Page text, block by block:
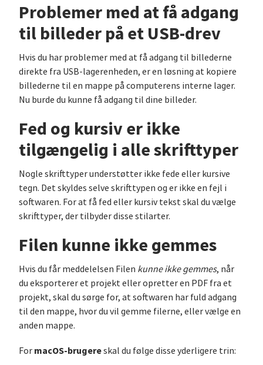
Problemer med at få adgang
til billeder på et USB-drev
Hvis du har problemer med at få adgang til billederne
direkte fra USB-lagerenheden, er en løsning at kopiere
billederne til en mappe på computerens interne lager.
Nu burde du kunne få adgang til dine billeder.
Fed og kursiv er ikke
tilgængelig i alle skrifttyper
Nogle skrifttyper understøtter ikke fede eller kursive
tegn. Det skyldes selve skrifttypen og er ikke en fejl i
softwaren. For at få fed eller kursiv tekst skal du vælge
skrifttyper, der tilbyder disse stilarter.
Filen kunne ikke gemmes
Hvis du får meddelelsen Filen kunne ikke gemmes, når
du eksporterer et projekt eller opretter en PDF fra et
projekt, skal du sørge for, at softwaren har fuld adgang
til den mappe, hvor du vil gemme filerne, eller vælge en
anden mappe.
For macOS-brugereskal du følge disse yderligere trin: